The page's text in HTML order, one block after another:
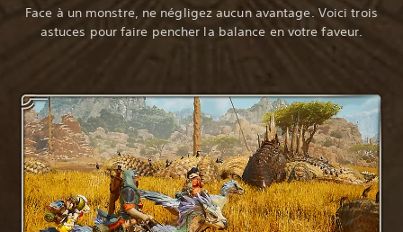
Face à un monstre, ne négligez aucun avantage. Voici trois
astuces pour faire pencher la balance en votre faveur.